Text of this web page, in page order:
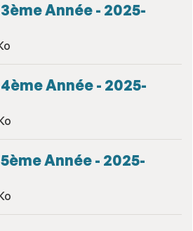
3ème Année - 2025-
4ème Année - 2025-
5ème Année - 2025-